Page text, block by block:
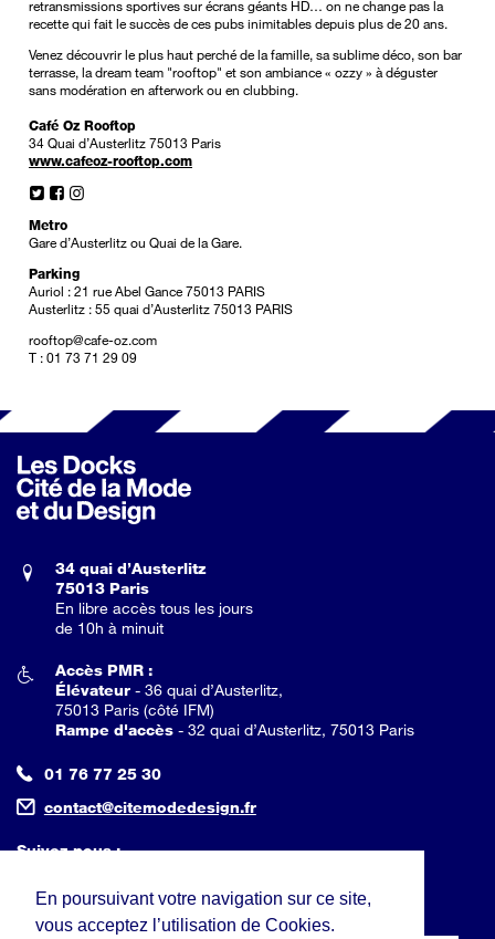
En poursuivant votre navigation sur ce site,
vous acceptez l’utilisation de Cookies.
retransmissions sportives sur écrans géants HD… on ne change pas la
recette qui fait le succès de ces pubs inimitables depuis plus de 20 ans.
Venez découvrir le plus haut perché de la famille, sa sublime déco, son bar
terrasse, la dream team "rooftop" et son ambiance « ozzy » à déguster
sans modération en afterwork ou en clubbing.
Café Oz Rooftop
34 Quai d’Austerlitz 75013 Paris
www.cafeoz-rooftop.com
Metro
Gare d’Austerlitz ou Quai de la Gare.
Parking
Auriol : 21 rue Abel Gance 75013 PARIS
Austerlitz : 55 quai d’Austerlitz 75013 PARIS
rooftop@cafe-oz.com
T : 01 73 71 29 09
34 quai d’Austerlitz
75013 Paris
En libre accès tous les jours
de 10h à minuit
Accès PMR :
Élévateur - 36 quai d’Austerlitz,
75013 Paris (côté IFM)
Rampe d'accès - 32 quai d’Austerlitz, 75013 Paris
01 76 77 25 30
contact@citemodedesign.fr
Suivez nous :
Inscrivez-vous à la newsletter :